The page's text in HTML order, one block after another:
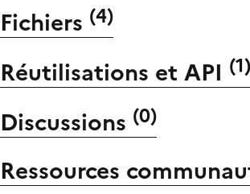
Fichiers (4)
Réutilisations et API (1)
Discussions (0)
Ressources